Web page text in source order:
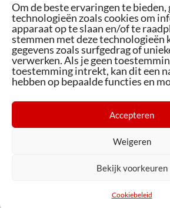
Om de beste ervaringen te
technologieën zoals cookies om
apparaat op te slaan en/of te
stemmen met deze technologieën
gegevens zoals surfgedrag of
verwerken. Als je geen
toestemming intrekt, kan dit een
hebben op bepaalde functies en
Accepteren
Weigeren
Bekijk voorkeuren
Cookiebeleid
Altijd up-to-date kennis
adviseren op het gebied van
© Boere Fietsplezier